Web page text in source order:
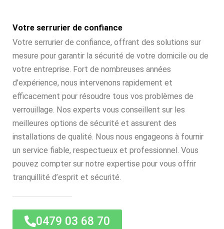
Votre serrurier de confiance
Votre serrurier de confiance, offrant des solutions sur
mesure pour garantir la sécurité de votre domicile ou de
votre entreprise. Fort de nombreuses années
d’expérience, nous intervenons rapidement et
efficacement pour résoudre tous vos problèmes de
verrouillage. Nos experts vous conseillent sur les
meilleures options de sécurité et assurent des
installations de qualité. Nous nous engageons à fournir
un service fiable, respectueux et professionnel. Vous
pouvez compter sur notre expertise pour vous offrir
tranquillité d’esprit et sécurité.
0479 03 68 70